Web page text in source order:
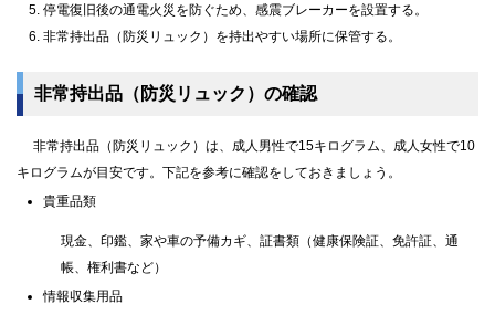
停電復旧後の通電火災を防ぐため、感震ブレーカーを設置する。
非常持出品（防災リュック）を持出やすい場所に保管する。
非常持出品（防災リュック）の確認
非常持出品（防災リュック）は、成人男性で15キログラム、成人女性で10
キログラムが目安です。下記を参考に確認をしておきましょう。
貴重品類
現金、印鑑、家や車の予備カギ、証書類（健康保険証、免許証、通
帳、権利書など）
情報収集用品